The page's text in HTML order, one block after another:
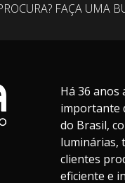
FAÇA UMA
Há 36 anos
importante
do Brasil,
luminárias,
clientes
eficiente e